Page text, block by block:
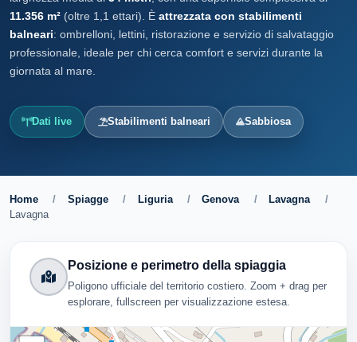
11.356 m² (oltre 1,1 ettari). È attrezzata con stabilimenti
balneari: ombrelloni, lettini, ristorazione e servizio di salvataggio
professionale, ideale per chi cerca comfort e servizi durante la
giornata al mare.
Dati live Stabilimenti balneari Sabbiosa
Home / Spiagge / Liguria / Genova / Lavagna
/
Lavagna
Posizione e perimetro della spiaggia
Poligono ufficiale del territorio costiero. Zoom + drag per
esplorare, fullscreen per visualizzazione estesa.